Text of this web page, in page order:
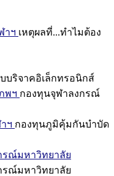
าฯ เหตุผลที่...ทำไมต้อง
บริจาคอิเล็กทรอนิกส์
พฯ กองทุนจุฬาลงกรณ์
ฯ กองทุนภูมิคุ้มกันบำบัด
รณ์มหาวิทยาลัย
รณ์มหาวิทยาลัย